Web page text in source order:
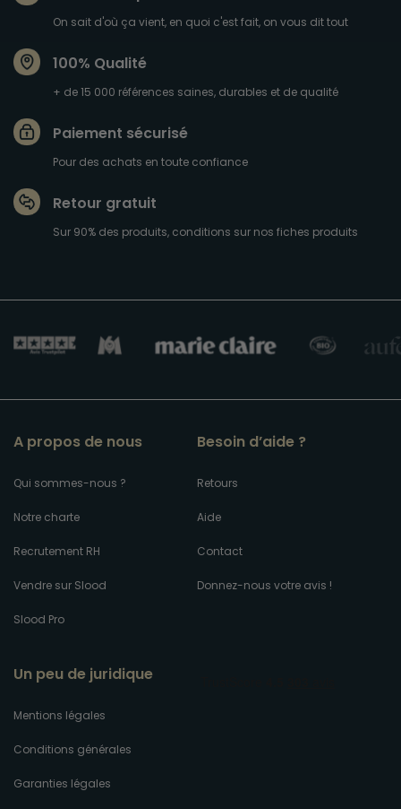
On sait d'où ça vient, en quoi c'est fait, on vous dit tout
100% Qualité
+ de 15 000 références saines, durables et de qualité
Paiement sécurisé
Pour des achats en toute confiance
Retour gratuit
Sur 90% des produits, conditions sur nos fiches produits
A propos de nous
Qui sommes-nous ?
Notre charte
Recrutement RH
Vendre sur Slood
Slood Pro
Besoin d’aide ?
Retours
Aide
Contact
Donnez-nous votre avis !
Un peu de juridique
Mentions légales
Conditions générales
Garanties légales